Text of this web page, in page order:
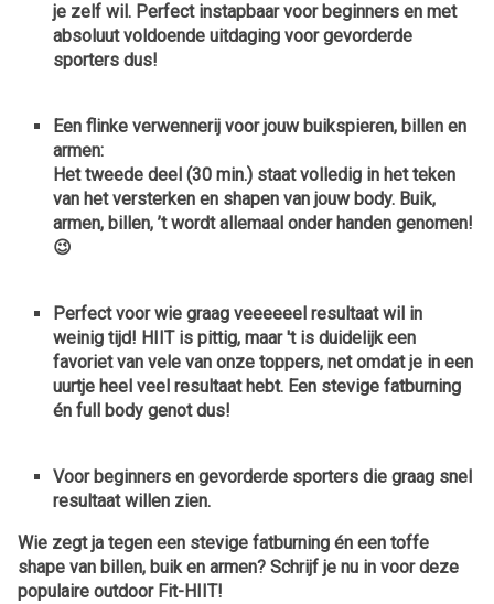
je zelf wil. Perfect instapbaar voor beginners en met
absoluut voldoende uitdaging voor gevorderde
sporters dus!
Een flinke verwennerij voor jouw buikspieren, billen en
armen:
Het tweede deel (30 min.) staat volledig in het teken
van het versterken en shapen van jouw body. Buik,
armen, billen, ’t wordt allemaal onder handen genomen!
😉
Perfect voor wie graag veeeeeel resultaat wil in
weinig tijd! HIIT is pittig, maar 't is duidelijk een
favoriet van vele van onze toppers, net omdat je in een
uurtje heel veel resultaat hebt. Een stevige fatburning
én full body genot dus!
Voor beginners en gevorderde sporters die graag snel
resultaat willen zien.
Wie zegt ja tegen een stevige fatburning én een toffe
shape van billen, buik en armen? Schrijf je nu in voor deze
populaire outdoor Fit-HIIT!